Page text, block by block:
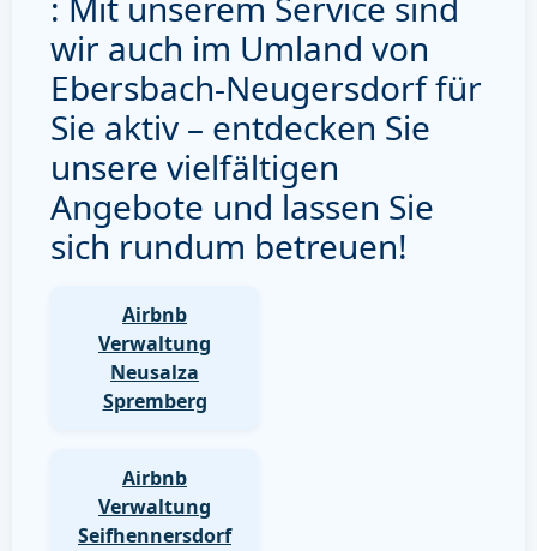
wir auch im Umland von
Ebersbach-Neugersdorf für
Sie aktiv – entdecken Sie
unsere vielfältigen
Angebote und lassen Sie
sich rundum betreuen!
Airbnb
Verwaltung
Neusalza
Spremberg
Airbnb
Verwaltung
Seifhennersdorf